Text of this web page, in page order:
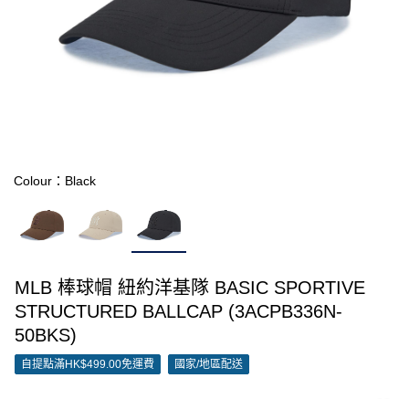
Colour：Black
MLB 棒球帽 紐約洋基隊 BASIC SPORTIVE
STRUCTURED BALLCAP (3ACPB336N-
50BKS)
自提點滿HK$499.00免運費 國家/地區配送